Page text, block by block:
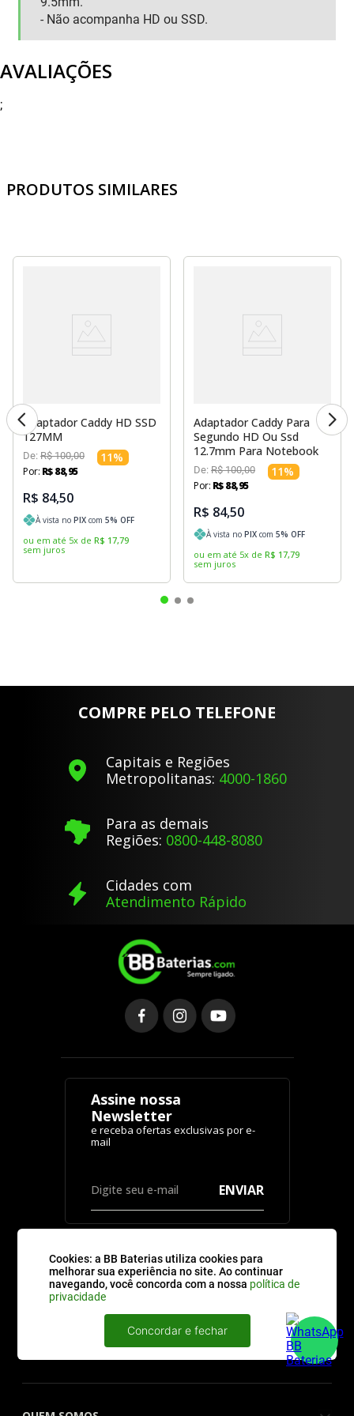
Cookies: a BB Baterias utiliza cookies para
melhorar sua experiência no site. Ao continuar
navegando, você concorda com a nossa política de
privacidade
Concordar e fechar
- Não acompanha HD ou SSD.
AVALIAÇÕES
;
PRODUTOS SIMILARES
Adaptador Caddy HD SSD
127MM
De: R$ 100,00 11%
Por: R$88,95
R$ 84,50
À vista no PIX com 5% OFF
ou em até 5x de R$ 17,79
sem juros
Adaptador Caddy Para
Segundo HD Ou Ssd
12.7mm Para Notebook
De: R$ 100,00 11%
Por: R$88,95
R$ 84,50
À vista no PIX com 5% OFF
ou em até 5x de R$ 17,79
sem juros
COMPRE PELO TELEFONE
Capitais e Regiões
Metropolitanas: 4000-1860
Para as demais
Regiões: 0800-448-8080
Cidades com
Atendimento Rápido
Assine nossa
Newsletter
ENVIAR
CATEGORIAS